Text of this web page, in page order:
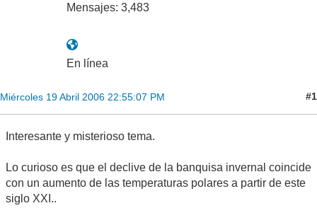
Mensajes: 3,483
En línea
Miércoles 19 Abril 2006 22:55:07 PM #1
Interesante y misterioso tema.
Lo curioso es que el declive de la banquisa invernal coincide
con un aumento de las temperaturas polares a partir de este
siglo XXI..